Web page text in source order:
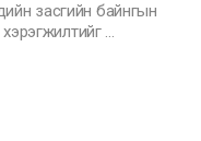
засгийн байнгын
хэрэгжилтийг …